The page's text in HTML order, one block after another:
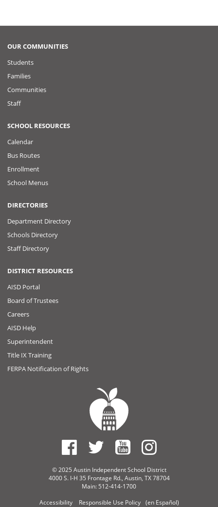
OUR COMMUNITIES
Students
Families
Communities
Staff
SCHOOL RESOURCES
Calendar
Bus Routes
Enrollment
School Menus
DIRECTORIES
Department Directory
Schools Directory
Staff Directory
DISTRICT RESOURCES
AISD Portal
Board of Trustees
Careers
AISD Help
Superintendent
Title IX Training
FERPA Notification of Rights
© 2025 Austin Independent School District
4000 S. I-H 35 Frontage Rd., Austin, TX 78704
Main: 512-414-1700
Accessibility
Responsible Use Policy (en Español)